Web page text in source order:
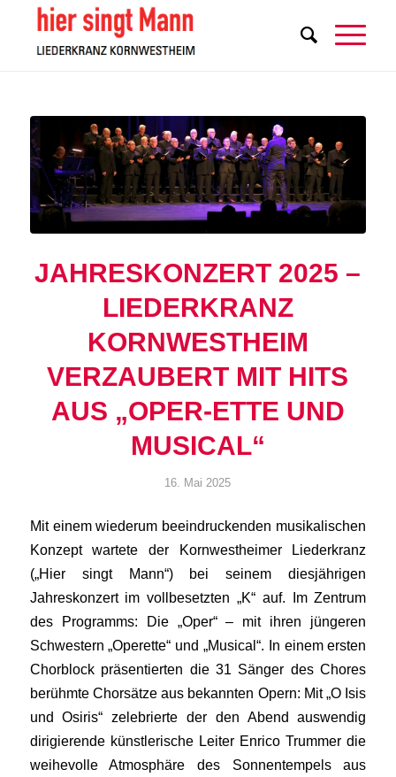
JAHRESKONZERT 2025 –
LIEDERKRANZ
KORNWESTHEIM
VERZAUBERT MIT HITS
AUS „OPER-ETTE UND
MUSICAL“
16. Mai 2025
Mit einem wiederum beeindruckenden musikalischen
Konzept wartete der Kornwestheimer Liederkranz
(„Hier singt Mann“) bei seinem diesjährigen
Jahreskonzert im vollbesetzten „K“ auf. Im Zentrum
des Programms: Die „Oper“ – mit ihren jüngeren
Schwestern „Operette“ und „Musical“. In einem ersten
Chorblock präsentierten die 31 Sänger des Chores
berühmte Chorsätze aus bekannten Opern: Mit „O Isis
und Osiris“ zelebrierte der den Abend auswendig
dirigierende künstlerische Leiter Enrico Trummer die
weihevolle Atmosphäre des Sonnentempels aus